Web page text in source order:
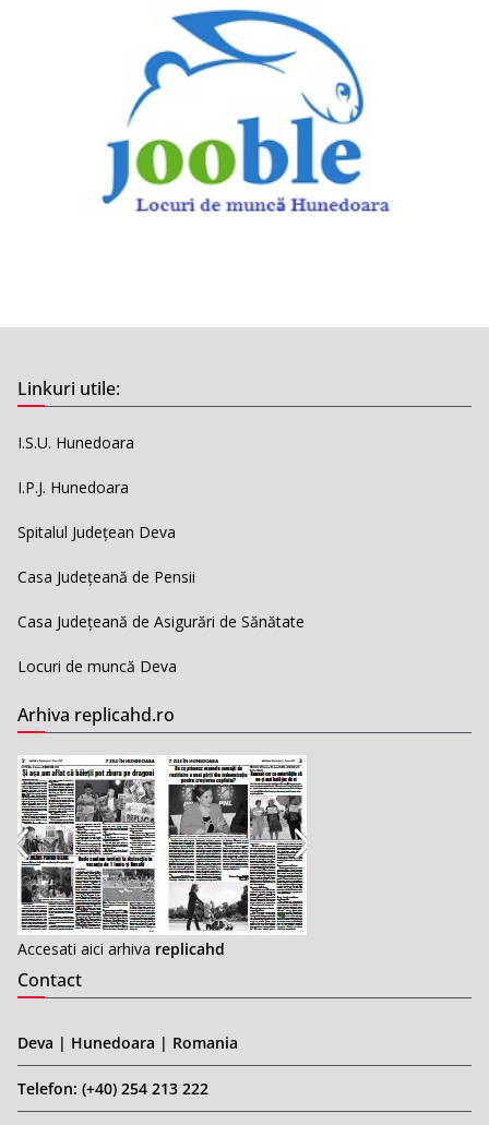
Linkuri utile:
I.S.U. Hunedoara
I.P.J. Hunedoara
Spitalul Județean Deva
Casa Județeană de Pensii
Casa Județeană de Asigurări de Sănătate
Locuri de muncă Deva
Arhiva replicahd.ro
Accesati aici arhiva replicahd
Contact
Deva | Hunedoara | Romania
Telefon: (+40) 254 213 222